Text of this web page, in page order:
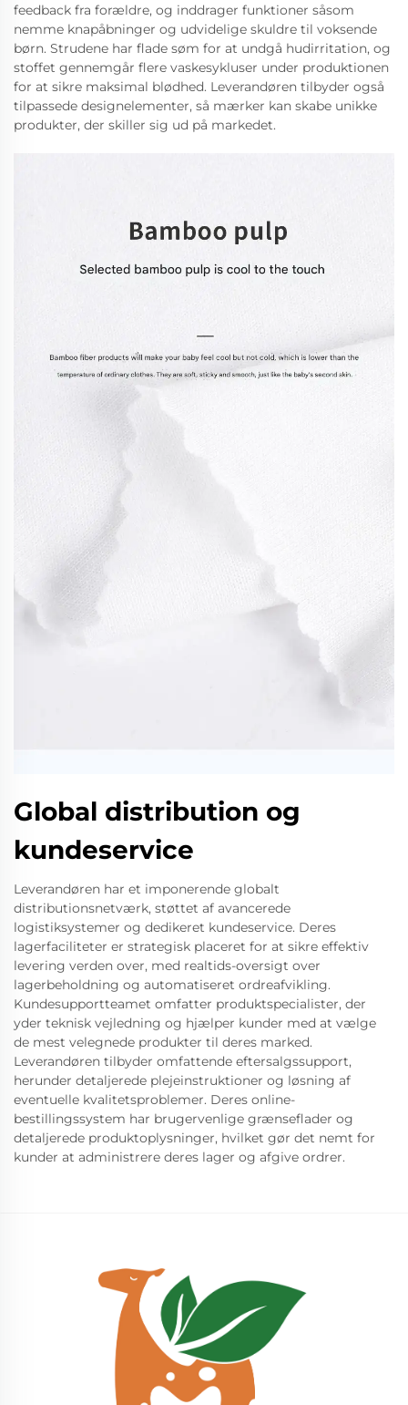
feedback fra forældre, og inddrager funktioner såsom
nemme knapåbninger og udvidelige skuldre til voksende
børn. Strudene har flade søm for at undgå hudirritation, og
stoffet gennemgår flere vaskesykluser under produktionen
for at sikre maksimal blødhed. Leverandøren tilbyder også
tilpassede designelementer, så mærker kan skabe unikke
produkter, der skiller sig ud på markedet.
Global distribution og
kundeservice
Leverandøren har et imponerende globalt
distributionsnetværk, støttet af avancerede
logistiksystemer og dedikeret kundeservice. Deres
lagerfaciliteter er strategisk placeret for at sikre effektiv
levering verden over, med realtids-oversigt over
lagerbeholdning og automatiseret ordreafvikling.
Kundesupportteamet omfatter produktspecialister, der
yder teknisk vejledning og hjælper kunder med at vælge
de mest velegnede produkter til deres marked.
Leverandøren tilbyder omfattende eftersalgssupport,
herunder detaljerede plejeinstruktioner og løsning af
eventuelle kvalitetsproblemer. Deres online-
bestillingssystem har brugervenlige grænseflader og
detaljerede produktoplysninger, hvilket gør det nemt for
kunder at administrere deres lager og afgive ordrer.